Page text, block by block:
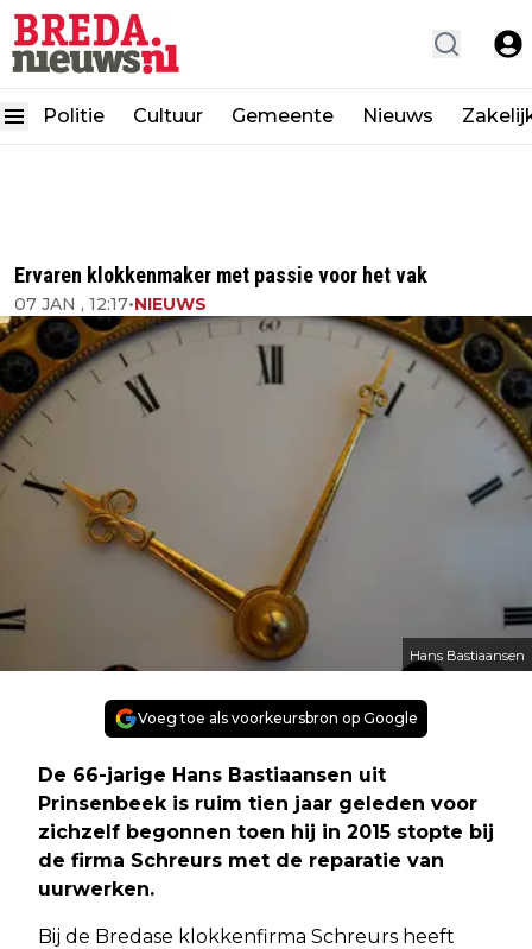
Politie Cultuur Gemeente Nieuws
Ervaren klokkenmaker met passie voor het vak
07 JAN , 12:17•NIEUWS
Hans Bastiaansen
Voeg toe als voorkeursbron op Google
De 66-jarige Hans Bastiaansen uit
Prinsenbeek is ruim tien jaar geleden voor
zichzelf begonnen toen hij in 2015 stopte bij
de firma Schreurs met de reparatie van
uurwerken.
Bij de Bredase klokkenfirma Schreurs heeft